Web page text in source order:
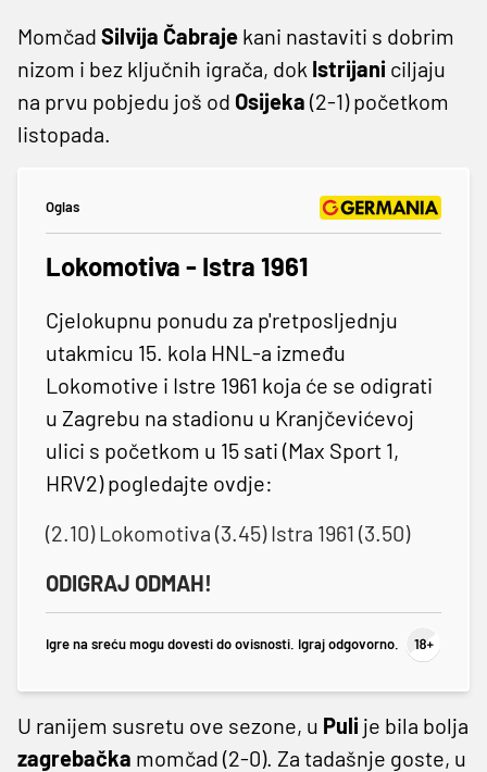
Momčad Silvija Čabraje kani nastaviti s dobrim
nizom i bez ključnih igrača, dok Istrijani ciljaju
na prvu pobjedu još od Osijeka (2-1) početkom
listopada.
Oglas
Lokomotiva - Istra 1961
Cjelokupnu ponudu za p'retposljednju
utakmicu 15. kola HNL-a između
Lokomotive i Istre 1961 koja će se odigrati
u Zagrebu na stadionu u Kranjčevićevoj
ulici s početkom u 15 sati (Max Sport 1,
HRV2) pogledajte ovdje:
(2.10) Lokomotiva (3.45) Istra 1961 (3.50)
ODIGRAJ ODMAH!
Igre na sreću mogu dovesti do ovisnosti. Igraj odgovorno.
U ranijem susretu ove sezone, u Puli je bila bolja
zagrebačka momčad (2-0). Za tadašnje goste, u